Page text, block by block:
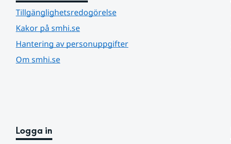
Tillgänglighetsredogörelse
Kakor på smhi.se
Hantering av personuppgifter
Om smhi.se
Logga in